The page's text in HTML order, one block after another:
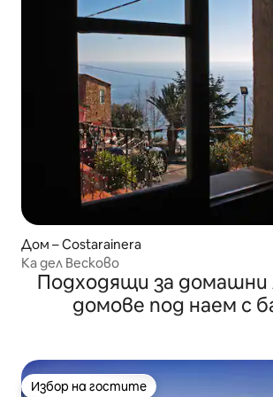
Дом – Costarainera
Ка дел Весково
Подходящи за
домове под наем с
Избор на гостите